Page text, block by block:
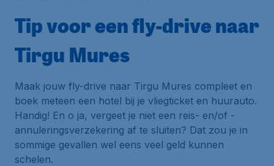
Tip voor een fly-drive naar
Tirgu Mures
Maak jouw fly-drive naar Tirgu Mures compleet en
boek meteen een hotel bij je vliegticket en huurauto.
Handig! En o ja, vergeet je niet een reis- en/of -
annuleringsverzekering af te sluiten? Dat zou je in
sommige gevallen wel eens veel geld kunnen
schelen.